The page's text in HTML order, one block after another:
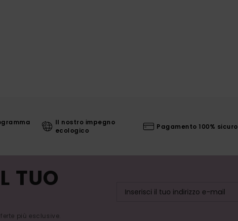
Il nostro impegno
ecologico
Pagamento 100% sicuro
TUO
più esclusive.